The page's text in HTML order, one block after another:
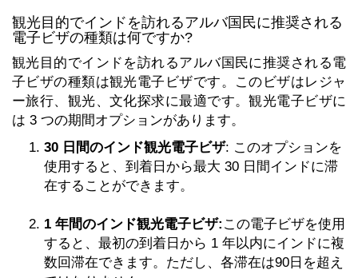
観光目的でインドを訪れるアルバ国民に推奨される
電子ビザの種類は何ですか?
観光目的でインドを訪れるアルバ国民に推奨される電
子ビザの種類は観光電子ビザです。このビザはレジャ
ー旅行、観光、文化探求に最適です。観光電子ビザに
は 3 つの期間オプションがあります。
30 日間のインド観光電子ビザ: このオプションを
使用すると、到着日から最大 30 日間インドに滞
在することができます。
1 年間のインド観光電子ビザ: この電子ビザを使用
すると、最初の到着日から 1 年以内にインドに複
数回滞在できます。ただし、各滞在は90日を超え